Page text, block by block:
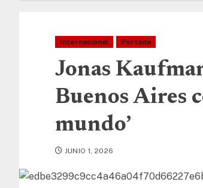
Internacional Portada
Jonas
Buenos Aires
mundo’
JUNIO 1, 2026